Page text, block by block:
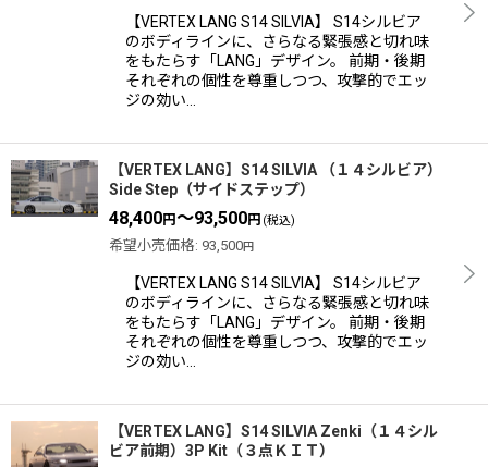
【VERTEX LANG S14 SILVIA】 S14シルビア
のボディラインに、さらなる緊張感と切れ味
をもたらす「LANG」デザイン。 前期・後期
それぞれの個性を尊重しつつ、攻撃的でエッ
ジの効い…
【VERTEX LANG】S14 SILVIA （１４シルビア）
Side Step（サイドステップ）
48,400円～93,500円 (税込)
希望小売価格: 93,500円
【VERTEX LANG S14 SILVIA】 S14シルビア
のボディラインに、さらなる緊張感と切れ味
をもたらす「LANG」デザイン。 前期・後期
それぞれの個性を尊重しつつ、攻撃的でエッ
ジの効い…
【VERTEX LANG】S14 SILVIA Zenki（１４シル
ビア前期）3P Kit（３点ＫＩＴ）